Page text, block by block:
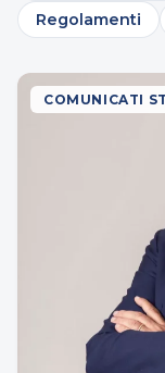
Regolamenti
COMUNICATI